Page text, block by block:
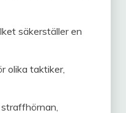
säkerställer en
olika taktiker,